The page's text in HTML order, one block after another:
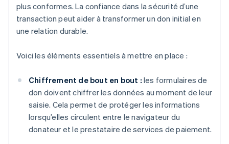
plus conformes. La confiance dans la sécurité d’une
transaction peut aider à transformer un don initial en
une relation durable.
Voici les éléments essentiels à mettre en place :
Chiffrement de bout en bout : les formulaires de
don doivent chiffrer les données au moment de leur
saisie. Cela permet de protéger les informations
lorsqu’elles circulent entre le navigateur du
donateur et le prestataire de services de paiement.